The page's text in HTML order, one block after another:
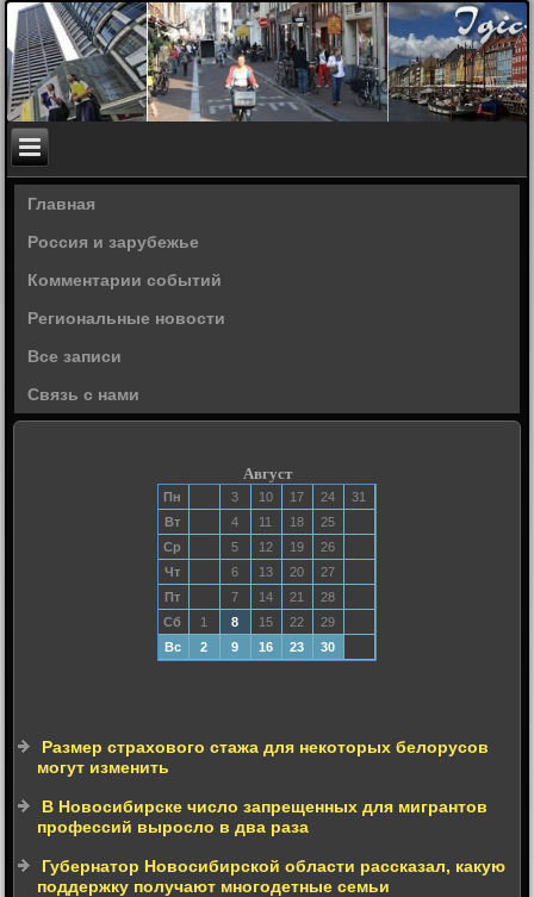
Главная
Россия и зарубежье
Комментарии событий
Региональные новости
Все записи
Связь с нами
Август
Пн 3 10 17 24
31
Вт
4 11 18
25
Ср
5 12 19
26
Чт
6 13 20
27
Пт
7 14 21
28
Сб
1 8 15 22
29
Вс
2 9 16 23 30
Размер страхового стажа для некоторых белорусов
могут изменить
В Новосибирске число запрещенных для мигрантов
профессий выросло в два раза
Губернатор Новосибирской области рассказал, какую
поддержку получают многодетные семьи